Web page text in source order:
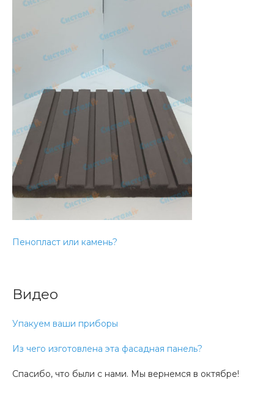
Пенопласт или камень?
Видео
Упакуем ваши приборы
Из чего изготовлена эта фасадная панель?
Спасибо, что были с нами. Мы вернемся в октябре!